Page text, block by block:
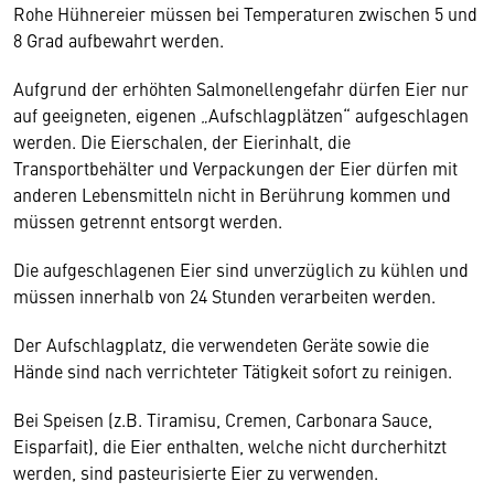
Rohe Hühnereier müssen bei Temperaturen zwischen 5 und
8 Grad aufbewahrt werden.
Aufgrund der erhöhten Salmonellengefahr dürfen Eier nur
auf geeigneten, eigenen „Aufschlagplätzen“ aufgeschlagen
werden. Die Eierschalen, der Eierinhalt, die
Transportbehälter und Verpackungen der Eier dürfen mit
anderen Lebensmitteln nicht in Berührung kommen und
müssen getrennt entsorgt werden.
Die aufgeschlagenen Eier sind unverzüglich zu kühlen und
müssen innerhalb von 24 Stunden verarbeiten werden.
Der Aufschlagplatz, die verwendeten Geräte sowie die
Hände sind nach verrichteter Tätigkeit sofort zu reinigen.
Bei Speisen (z.B. Tiramisu, Cremen, Carbonara Sauce,
Eisparfait), die Eier enthalten, welche nicht durcherhitzt
werden, sind pasteurisierte Eier zu verwenden.